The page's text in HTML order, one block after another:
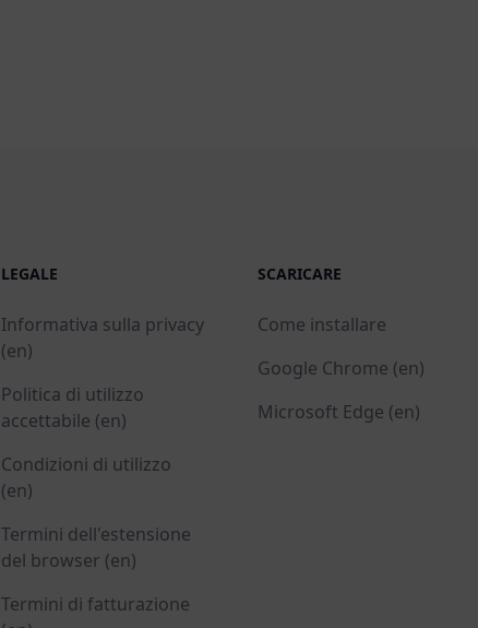
LEGALE
Informativa sulla privacy
(en)
Politica di utilizzo
accettabile (en)
Condizioni di utilizzo
(en)
Termini dell'estensione
del browser (en)
Termini di fatturazione
SCARICARE
Come installare
Google Chrome (en)
Microsoft Edge (en)